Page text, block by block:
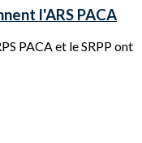
l'ARS PACA
PACA et le SRPP ont